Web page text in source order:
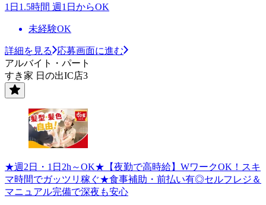
1日1.5時間 週1日からOK
未経験OK
詳細を見る
応募画面に進む
アルバイト・パート
すき家 日の出IC店3
★週2日・1日2h～OK★【夜勤で高時給】WワークOK！スキ
マ時間でガッツリ稼ぐ★食事補助・前払い有◎セルフレジ＆
マニュアル完備で深夜も安心